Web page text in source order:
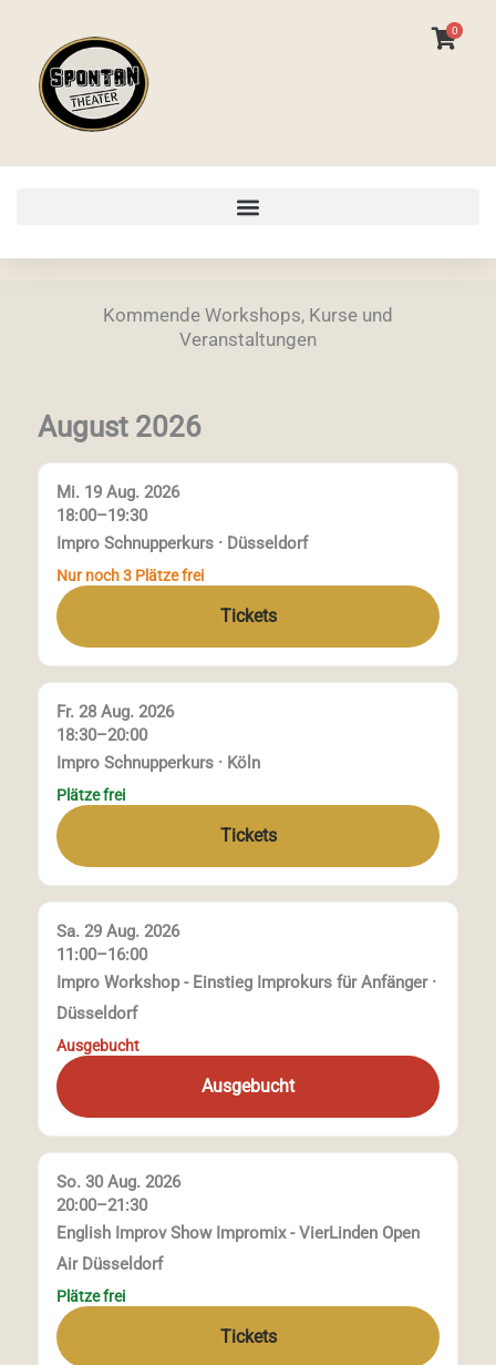
springen
0
Kommende Workshops, Kurse und
Veranstaltungen
August 2026
Mi. 19 Aug. 2026
18:00–19:30
Impro Schnupperkurs · Düsseldorf
Nur noch 3 Plätze frei
Tickets
Fr. 28 Aug. 2026
18:30–20:00
Impro Schnupperkurs · Köln
Plätze frei
Tickets
Sa. 29 Aug. 2026
11:00–16:00
Impro Workshop - Einstieg Improkurs für Anfänger ·
Düsseldorf
Ausgebucht
Ausgebucht
So. 30 Aug. 2026
20:00–21:30
English Improv Show Impromix - VierLinden Open
Air Düsseldorf
Plätze frei
Tickets